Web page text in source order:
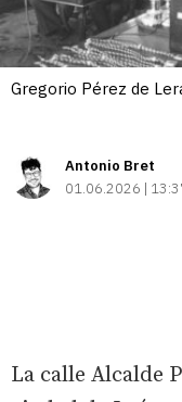
Gregorio Pérez de
Antonio Bret
01.06.2026 |
La calle Alcalde